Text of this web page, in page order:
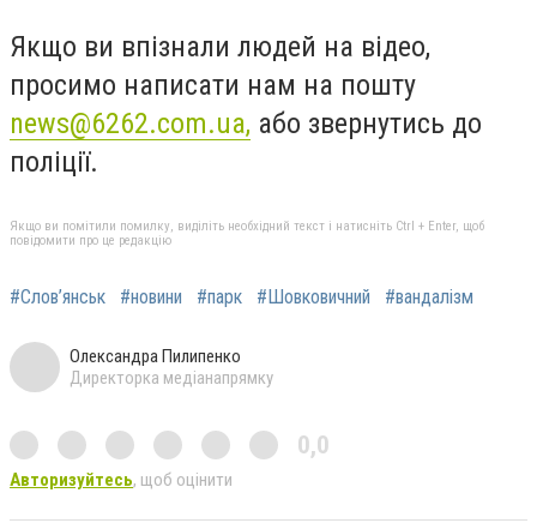
Якщо ви впізнали людей на відео,
просимо написати нам на пошту
news@6262.com.ua, або звернутись до
поліції.
Якщо ви помітили помилку, виділіть необхідний текст і натисніть Ctrl + Enter, щоб
повідомити про це редакцію
#Слов’янськ #новини #парк #Шовковичний #вандалізм
Олександра Пилипенко
Директорка медіанапрямку
0,0
Авторизуйтесь, щоб оцінити